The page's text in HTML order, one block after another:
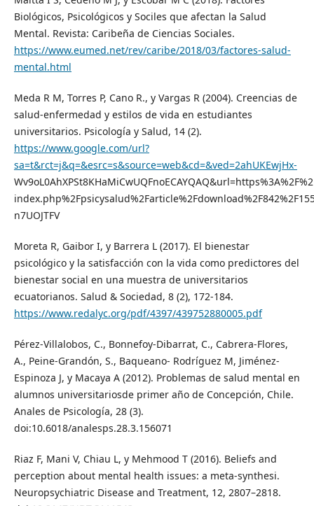
Biológicos, Psicológicos y Sociles que afectan la Salud
Mental. Revista: Caribeña de Ciencias Sociales.
https://www.eumed.net/rev/caribe/2018/03/factores-salud-
mental.html
Meda R M, Torres P, Cano R., y Vargas R (2004). Creencias de
salud-enfermedad y estilos de vida en estudiantes
universitarios. Psicología y Salud, 14 (2).
https://www.google.com/url?
sa=t&rct=j&q=&esrc=s&source=web&cd=&ved=2ahUKEwjHx-
n7UOJTFV
Moreta R, Gaibor I, y Barrera L (2017). El bienestar
psicológico y la satisfacción con la vida como predictores del
bienestar social en una muestra de universitarios
ecuatorianos. Salud & Sociedad, 8 (2), 172-184.
https://www.redalyc.org/pdf/4397/439752880005.pdf
Pérez-Villalobos, C., Bonnefoy-Dibarrat, C., Cabrera-Flores,
A., Peine-Grandón, S., Baqueano- Rodríguez M, Jiménez-
Espinoza J, y Macaya A (2012). Problemas de salud mental en
alumnos universitariosde primer año de Concepción, Chile.
Anales de Psicología, 28 (3).
doi:10.6018/analesps.28.3.156071
Riaz F, Mani V, Chiau L, y Mehmood T (2016). Beliefs and
perception about mental health issues: a meta-synthesi.
Neuropsychiatric Disease and Treatment, 12, 2807–2818.